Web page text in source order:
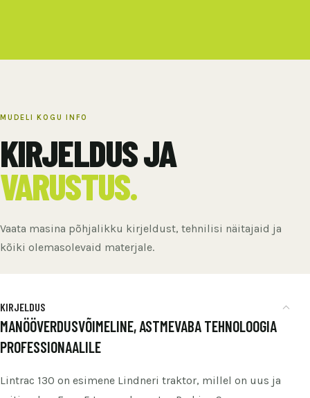
MUDELI KOGU INFO
KIRJELDUS JA
VARUSTUS.
Vaata masina põhjalikku kirjeldust, tehnilisi näitajaid ja
kõiki olemasolevaid materjale.
KIRJELDUS
MANÖÖVERDUSVÕIMELINE, ASTMEVABA TEHNOLOOGIA
PROFESSIONAALILE
Lintrac 130 on esimene Lindneri traktor, millel on uus ja